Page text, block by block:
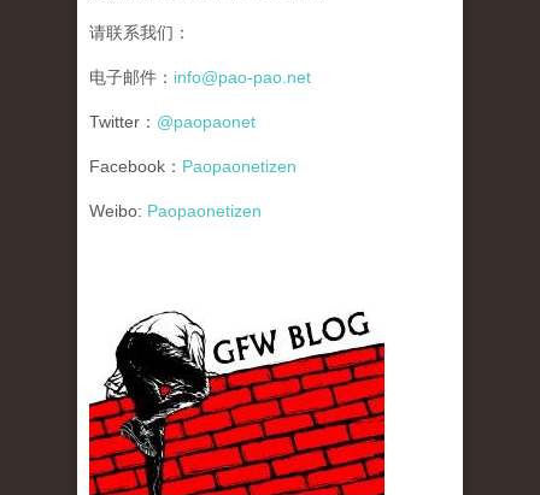
请联系我们：
电子邮件： info@pao-pao.net
Twitter： @paopaonet
Facebook： Paopaonetizen
Weibo: Paopaonetizen
gfw_blog_small.jpg